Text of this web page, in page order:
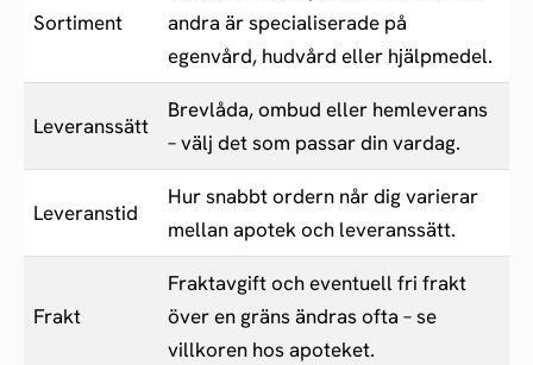
Sortiment
andra är specialiserade på
egenvård, hudvård eller hjälpmedel.
Leveranssätt
Brevlåda, ombud eller hemleverans
– välj det som passar din vardag.
Leveranstid
Hur snabbt ordern når dig varierar
mellan apotek och leveranssätt.
Frakt
Fraktavgift och eventuell fri frakt
över en gräns ändras ofta – se
villkoren hos apoteket.